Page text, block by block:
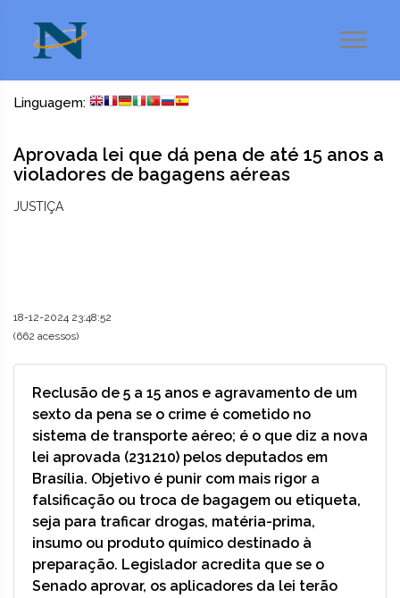
Linguagem:
Aprovada lei que dá pena de até 15 anos a
violadores de bagagens aéreas
JUSTIÇA
18-12-2024 23:48:52
(662 acessos)
Reclusão de 5 a 15 anos e agravamento de um
sexto da pena se o crime é cometido no
sistema de transporte aéreo; é o que diz a nova
lei aprovada (231210) pelos deputados em
Brasília. Objetivo é punir com mais rigor a
falsificação ou troca de bagagem ou etiqueta,
seja para traficar drogas, matéria-prima,
insumo ou produto químico destinado à
preparação. Legislador acredita que se o
Senado aprovar, os aplicadores da lei terão